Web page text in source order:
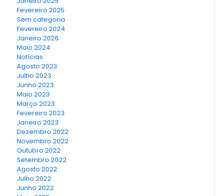
Fevereiro 2025
Sem categoria
Fevereiro 2024
Janeiro 2026
Maio 2024
Notícias
Agosto 2023
Julho 2023
Junho 2023
Maio 2023
Março 2023
Fevereiro 2023
Janeiro 2023
Dezembro 2022
Novembro 2022
Outubro 2022
Setembro 2022
Agosto 2022
Julho 2022
Junho 2022